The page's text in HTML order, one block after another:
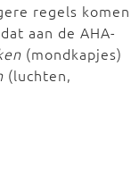
regels komen
aan de AHA-
(mondkapjes)
(luchten,